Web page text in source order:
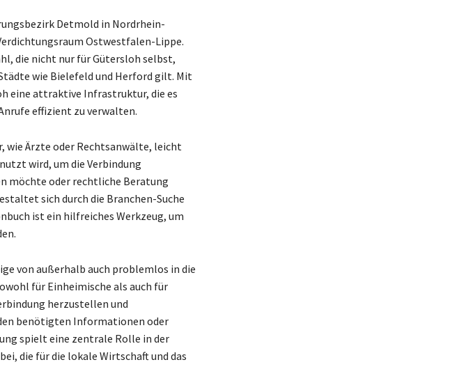
Detmold in Nordrhein-
Ostwestfalen-Lippe.
die nicht nur für Gütersloh selbst,
wie Bielefeld und Herford gilt. Mit
eine attraktive Infrastruktur, die es
effizient zu verwalten.
wie Ärzte oder Rechtsanwälte, leicht
wird, um die Verbindung
möchte oder rechtliche Beratung
sich durch die Branchen-Suche
ist ein hilfreiches Werkzeug, um
von außerhalb auch problemlos in die
für Einheimische als auch für
herzustellen und
benötigten Informationen oder
spielt eine zentrale Rolle in der
die für die lokale Wirtschaft und das